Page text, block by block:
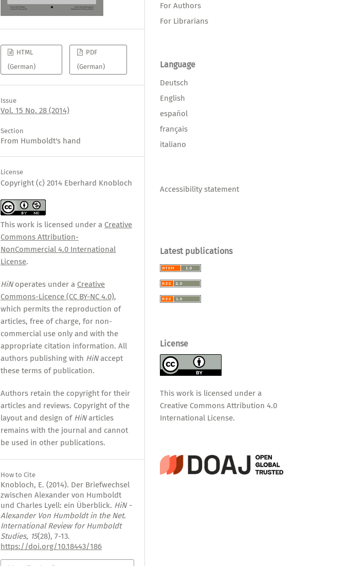
HTML
(German)
PDF
(German)
Issue
Vol. 15 No. 28 (2014)
Section
From Humboldt's hand
License
Copyright (c) 2014 Eberhard Knobloch
This work is licensed under a Creative
Commons Attribution-
NonCommercial 4.0 International
License.
HiNoperates under a Creative
Commons-Licence (CC BY-NC 4.0),
which permits the reproduction of
articles, free of charge, for non-
commercial use only and with the
appropriate citation information. All
authors publishing with HiNaccept
these terms of publication.
Authors retain the copyright for their
articles and reviews. Copyright of the
layout and design of HiNarticles
remains with the journal and cannot
be used in other publications.
How to Cite
Knobloch, E. (2014). Der Briefwechsel
zwischen Alexander von Humboldt
und Charles Lyell: ein Überblick. HiN -
Alexander Von Humboldt in the Net.
International Review for Humboldt
Studies, 15(28), 7-13.
https://doi.org/10.18443/186
For Authors
For Librarians
Language
Deutsch
English
español
français
italiano
Accessibility statement
Latest publications
License
This work is licensed under a
Creative Commons Attribution 4.0
International License.